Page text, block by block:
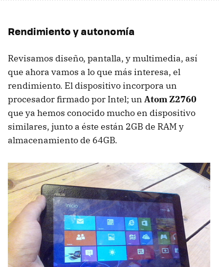
Rendimiento y autonomía
Revisamos diseño, pantalla, y multimedia, así
que ahora vamos a lo que más interesa, el
rendimiento. El dispositivo incorpora un
procesador firmado por Intel; un Atom Z2760
que ya hemos conocido mucho en dispositivo
similares, junto a éste están 2GB de RAM y
almacenamiento de 64GB.